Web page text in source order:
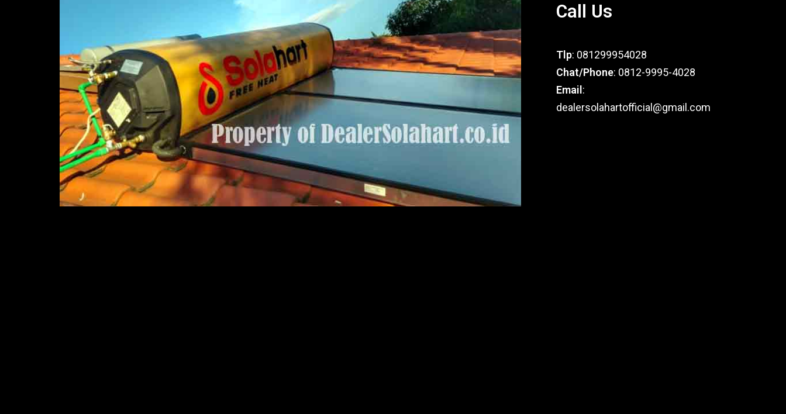
Call Us
Tlp: 081299954028
Chat/Phone: 0812-9995-4028
Email :
dealersolahartofficial@gmail.com